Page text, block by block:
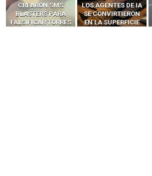
LOS AGENTES DE IA
SE CONVIRTIERON
EN LA SUPERFICIE
PREDATOR HACKEA
CUALQUIER MÓVIL
CON ATAQUES